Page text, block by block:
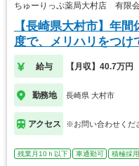
ちゅーりっぷ薬局大村店 有限
【長崎県大村市】年
度で、メリハリをつけ
給与 【月収】40.7万円
勤務地 長崎県 大村市
アクセス ※お問い合わせくだ
残業月10ｈ以下 車通勤可 積極採